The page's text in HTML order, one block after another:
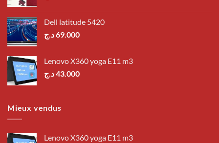
Dell latitude 5420
69.000د.ج
Lenovo X360 yoga E11 m3
43.000د.ج
Mieux vendus
Lenovo X360 yoga E11 m3